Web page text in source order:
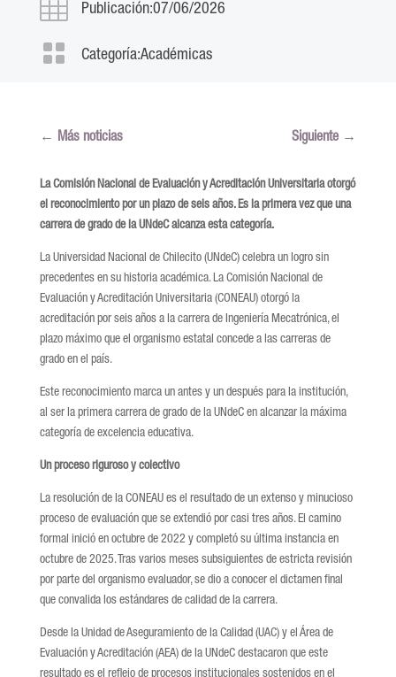
 Publicación:07/06/2026
 Categoría:Académicas
← Más noticias Siguiente →
La Comisión Nacional de Evaluación y Acreditación Universitaria otorgó
el reconocimiento por un plazo de seis años. Es la primera vez que una
carrera de grado de la UNdeC alcanza esta categoría.
La Universidad Nacional de Chilecito (UNdeC) celebra un logro sin
precedentes en su historia académica. La Comisión Nacional de
Evaluación y Acreditación Universitaria (CONEAU) otorgó la
acreditación por seis años a la carrera de Ingeniería Mecatrónica, el
plazo máximo que el organismo estatal concede a las carreras de
grado en el país.
Este reconocimiento marca un antes y un después para la institución,
al ser la primera carrera de grado de la UNdeC en alcanzar la máxima
categoría de excelencia educativa.
Un proceso riguroso y colectivo
La resolución de la CONEAU es el resultado de un extenso y minucioso
proceso de evaluación que se extendió por casi tres años. El camino
formal inició en octubre de 2022 y completó su última instancia en
octubre de 2025. Tras varios meses subsiguientes de estricta revisión
por parte del organismo evaluador, se dio a conocer el dictamen final
que convalida los estándares de calidad de la carrera.
Desde la Unidad de Aseguramiento de la Calidad (UAC) y el Área de
Evaluación y Acreditación (AEA) de la UNdeC destacaron que este
resultado es el reflejo de procesos institucionales sostenidos en el